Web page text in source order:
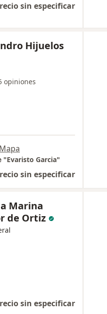
sin especificar
Hijuelos
opiniones
Mapa
Garcia"
sin especificar
Marina
de Ortiz
sin especificar